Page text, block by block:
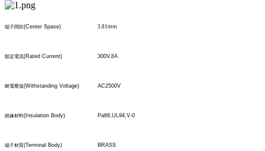
端子間距(Center Spase) 3.81mm
額定電流(Rated Current) 300V,8A
耐電壓值(Withstanding Voltage) AC2500V
絕緣材料(Insulation Body) Pa66,UL94,V-0
端子材質(Terminal Body) BRASS